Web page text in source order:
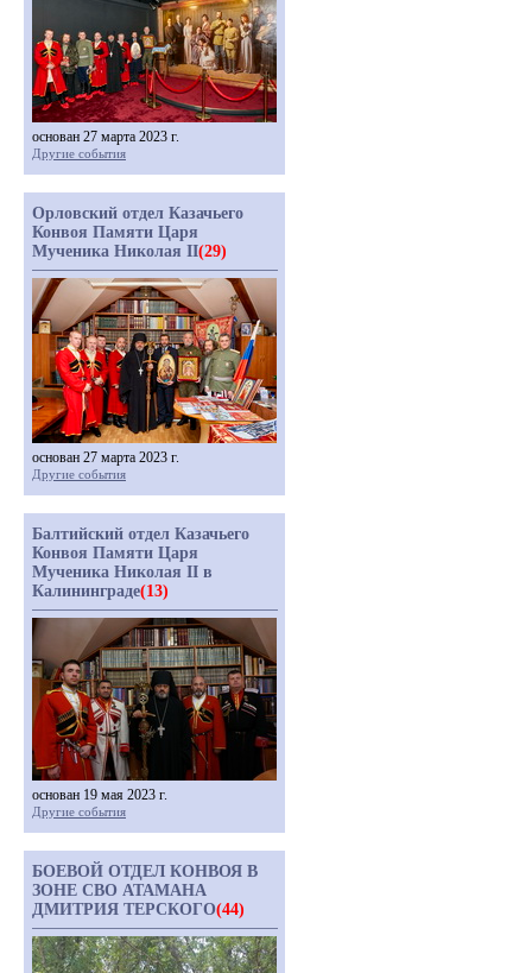
основан 27 марта 2023 г.
Другие события
Орловский отдел Казачьего
Конвоя Памяти Царя
Мученика Николая II(29)
основан 27 марта 2023 г.
Другие события
Балтийский отдел Казачьего
Конвоя Памяти Царя
Мученика Николая II в
Калининграде(13)
основан 19 мая 2023 г.
Другие события
БОЕВОЙ ОТДЕЛ КОНВОЯ В
ЗОНЕ СВО АТАМАНА
ДМИТРИЯ ТЕРСКОГО(44)